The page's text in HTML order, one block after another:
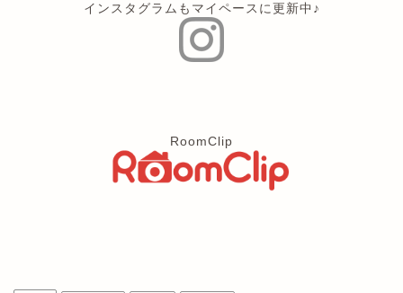
インスタグラムもマイペースに更新中♪
RoomClip